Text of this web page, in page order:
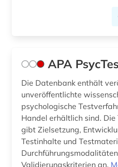
fröbel (1)
frühförderung (1)
frühpädagogik (1)
förderung (1)
gebärdensprache (1)
APA
Die Datenbank enthält
unveröffentlichte
psychologische
Handel erhältlich sind.
gibt Zielsetzung,
Testinhalte und
Validierungskriterien an.